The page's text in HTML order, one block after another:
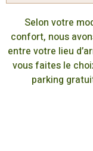
Selon votre
confort, nous
entre votre lieu
vous faites le
parking